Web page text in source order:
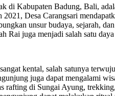
di Kabupaten Badung, Bali,
2021, Desa Carangsari
unsur budaya, sejarah,
Rai juga menjadi salah satu
kental, salah satunya
juga dapat mengalami
rafting di Sungai Ayung,